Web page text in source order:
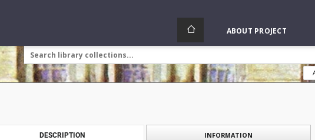
ABOUT PROJECT
DESCRIPTION INFORMATION